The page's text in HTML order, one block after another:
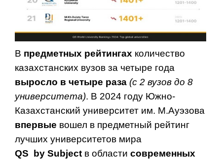
В предметных рейтингах количество
казахстанских вузов за четыре года
выросло в четыре раза (с 2 вузов до 8
университета). В 2024 году Южно-
Казахстанский университет им. М.Ауэзова
впервые вошел в предметный рейтинг
лучших университетов мира
QS by Subject в области современных